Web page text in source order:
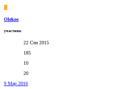
O
Olekos
участник
22 Сен 2015
185
10
20
9 Мар 2016